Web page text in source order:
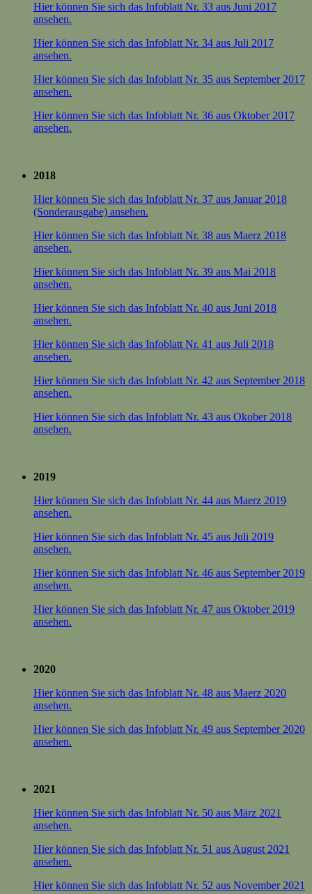
Hier können Sie sich das Infoblatt Nr. 33 aus Juni 2017
ansehen.
Hier können Sie sich das Infoblatt Nr. 34 aus Juli 2017
ansehen.
Hier können Sie sich das Infoblatt Nr. 35 aus September 2017
ansehen.
Hier können Sie sich das Infoblatt Nr. 36 aus Oktober 2017
ansehen.
2018
Hier können Sie sich das Infoblatt Nr. 37 aus Januar 2018
(Sonderausgabe) ansehen.
Hier können Sie sich das Infoblatt Nr. 38 aus Maerz 2018
ansehen.
Hier können Sie sich das Infoblatt Nr. 39 aus Mai 2018
ansehen.
Hier können Sie sich das Infoblatt Nr. 40 aus Juni 2018
ansehen.
Hier können Sie sich das Infoblatt Nr. 41 aus Juli 2018
ansehen.
Hier können Sie sich das Infoblatt Nr. 42 aus September 2018
ansehen.
Hier können Sie sich das Infoblatt Nr. 43 aus Okober 2018
ansehen.
2019
Hier können Sie sich das Infoblatt Nr. 44 aus Maerz 2019
ansehen.
Hier können Sie sich das Infoblatt Nr. 45 aus Juli 2019
ansehen.
Hier können Sie sich das Infoblatt Nr. 46 aus September 2019
ansehen.
Hier können Sie sich das Infoblatt Nr. 47 aus Oktober 2019
ansehen.
2020
Hier können Sie sich das Infoblatt Nr. 48 aus Maerz 2020
ansehen.
Hier können Sie sich das Infoblatt Nr. 49 aus September 2020
ansehen.
2021
Hier können Sie sich das Infoblatt Nr. 50 aus März 2021
ansehen.
Hier können Sie sich das Infoblatt Nr. 51 aus August 2021
ansehen.
Hier können Sie sich das Infoblatt Nr. 52 aus November 2021